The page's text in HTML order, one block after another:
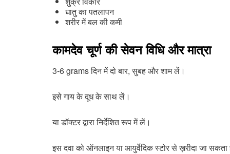
धातु का पतलापन
शरीर में बल की कमी
कामदेव चूर्ण की सेवन विधि और मात्रा
3-6 grams दिन में दो बार, सुबह और शाम लें।
इसे गाय के दूध के साथ लें।
या डॉक्टर द्वारा निर्देशित रूप में लें।
इस दवा को ऑनलाइन या आयुर्वेदिक स्टोर से ख़रीदा जा